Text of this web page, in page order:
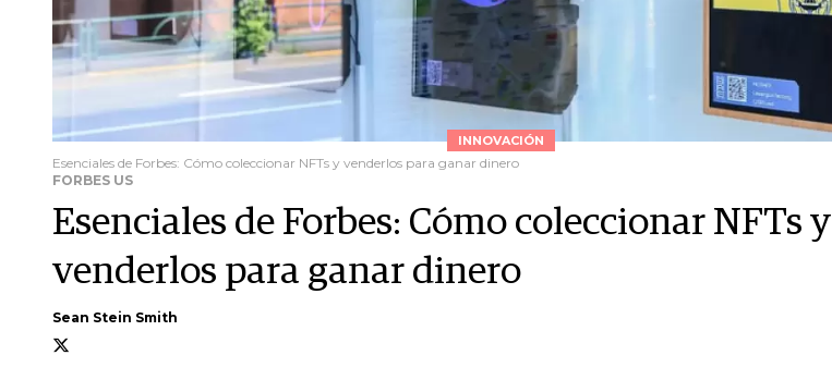
INNOVACIÓN
Esenciales de Forbes: Cómo coleccionar NFTs y venderlos para ganar dinero
FORBES US
Esenciales de Forbes: Cómo coleccionar NFTs y
venderlos para ganar dinero
Sean Stein Smith